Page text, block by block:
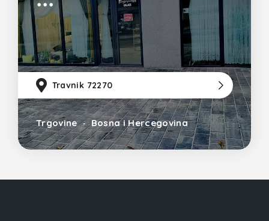
Travnik 72270
Trgovine Bosna i Hercegovina